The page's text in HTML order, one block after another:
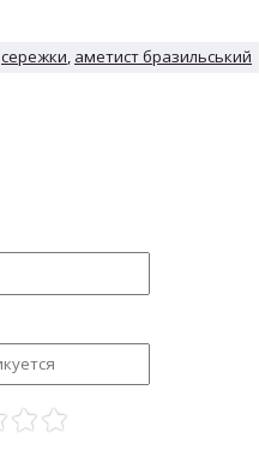
сережки аметист бразильський